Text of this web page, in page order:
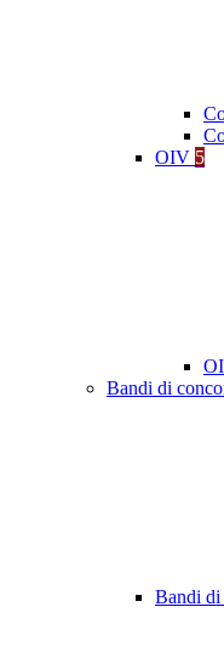
OIV 5
Bandi di
Bandi di